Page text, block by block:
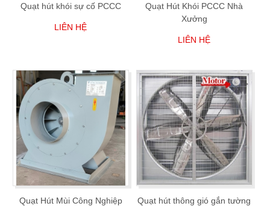
Quạt hút khói sự cố PCCC
LIÊN HỆ
Quạt Hút Khói PCCC Nhà
Xưởng
LIÊN HỆ
Quạt Hút Mùi Công Nghiệp Quạt hút thông gió gắn tường